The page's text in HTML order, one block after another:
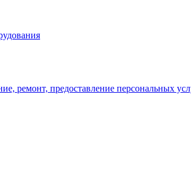
ремонт, предоставление персональных